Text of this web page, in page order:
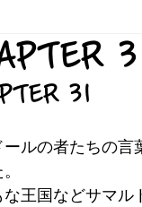
31
ールの者たちの言
な王国などサマ